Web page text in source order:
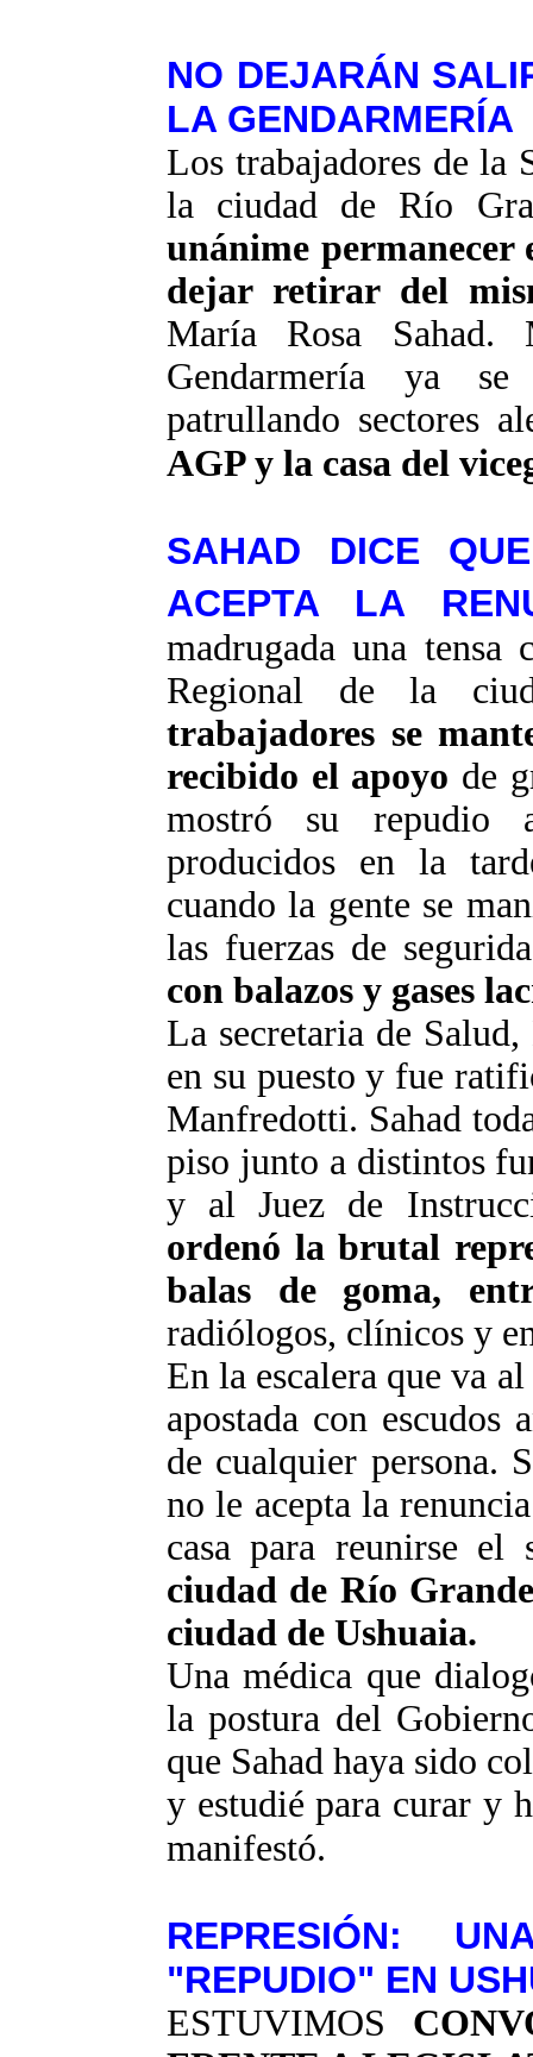
NO DEJARÁN
LA GENDARMERÍA
Los trabajadores de la
la ciudad de Río
unánime permanecer
dejar retirar del
María Rosa Sahad.
Gendarmería ya
patrullando sectores
AGP y la casa del
SAHAD DICE
ACEPTA LA
madrugada una tensa
Regional de la
trabajadores se
recibido el apoyo de
mostró su repudio
producidos en la
cuando la gente se
las fuerzas de
con balazos y gases
La secretaria de
en su puesto y fue
Manfredotti. Sahad
piso junto a distintos
y al Juez de
ordenó la brutal
balas de goma,
radiólogos, clínicos y
En la escalera que va
apostada con escudos
de cualquier persona.
no le acepta la
casa para reunirse
ciudad de Río
ciudad de Ushuaia.
Una médica que
la postura del
que Sahad haya sido
y estudié para curar y
manifestó.
REPRESIÓN:
"REPUDIO" EN
ESTUVIMOS